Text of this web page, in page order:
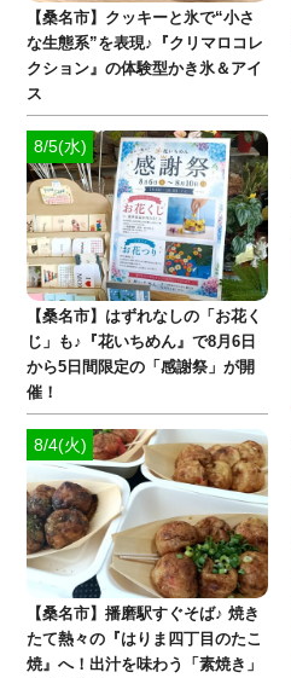
【桑名市】クッキーと氷で“小さ
な生態系”を表現♪『クリマロコレ
クション』の体験型かき氷＆アイ
ス
8/5(水)
【桑名市】はずれなしの「お花く
じ」も♪『花いちめん』で8月6日
から5日間限定の「感謝祭」が開
催！
8/4(火)
【桑名市】播磨駅すぐそば♪ 焼き
たて熱々の『はりま四丁目のたこ
焼』へ！出汁を味わう「素焼き」